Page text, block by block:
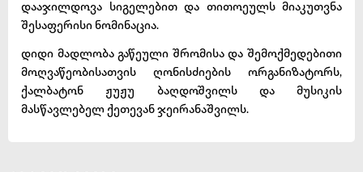
დააჯილდოვა სიგელებით და თითოეულს მიაკუთვნა
შესაფერისი ნომინაცია.
დიდი მადლობა გაწეული შრომისა და შემოქმედებითი
მოღვაწეობისათვის ღონისძიების ორგანიზატორს,
ქალბატონ ჟუჟუ ბაღდოშვილს და მუსიკის
მასწავლებელ ქეთევან ჯეირანაშვილს.